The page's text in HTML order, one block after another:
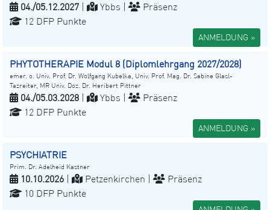
04./05.12.2027 Ybbs |
Präsenz
12 DFP Punkte
ANMELDUNG »
PHYTOTHERAPIE Modul 8 (Diplomlehrgang 2027/2028)
emer. o. Univ. Prof. Dr. Wolfgang Kubelka, Univ. Prof. Mag. Dr. Sabine Glasl-
Tazreiter, MR Univ. Doz. Dr. Heribert Pittner
04./05.03.2028 Ybbs |
Präsenz
12 DFP Punkte
ANMELDUNG »
PSYCHIATRIE
Prim. Dr. Adelheid Kastner
10.10.2026 Petzenkirchen |
Präsenz
10 DFP Punkte